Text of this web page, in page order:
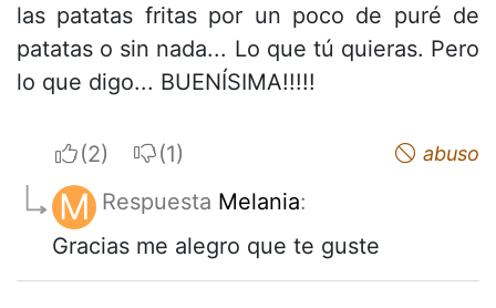
las patatas fritas por un poco de puré de
patatas o sin nada... Lo que tú quieras. Pero
lo que digo... BUENÍSIMA!!!!!
I apreciateI do not appreciate abuso
M Respuesta Melania:
Gracias me alegro que te guste